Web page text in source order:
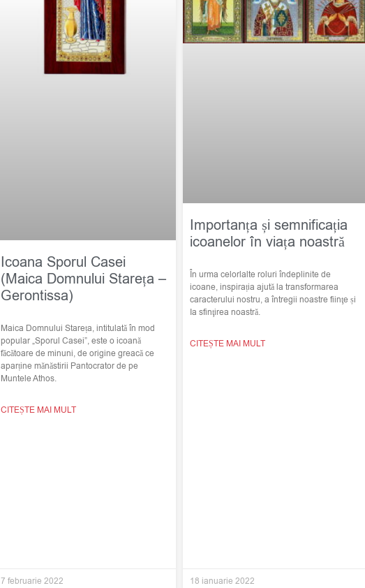
Icoana Sporul Casei
(Maica Domnului Stareța –
Gerontissa)
Maica Domnului Stareța, intitulată în mod
popular „Sporul Casei”, este o icoană
făcătoare de minuni, de origine greacă ce
aparține mănăstirii Pantocrator de pe
Muntele Athos.
CITEȘTE MAI MULT
7 februarie 2022
Importanța și semnificația
icoanelor în viața noastră
În urma celorlalte roluri îndeplinite de
icoane, inspirația ajută la transformarea
caracterului nostru, a întregii noastre fiinţe și
Ia sfinţirea noastră.
CITEȘTE MAI MULT
18 ianuarie 2022